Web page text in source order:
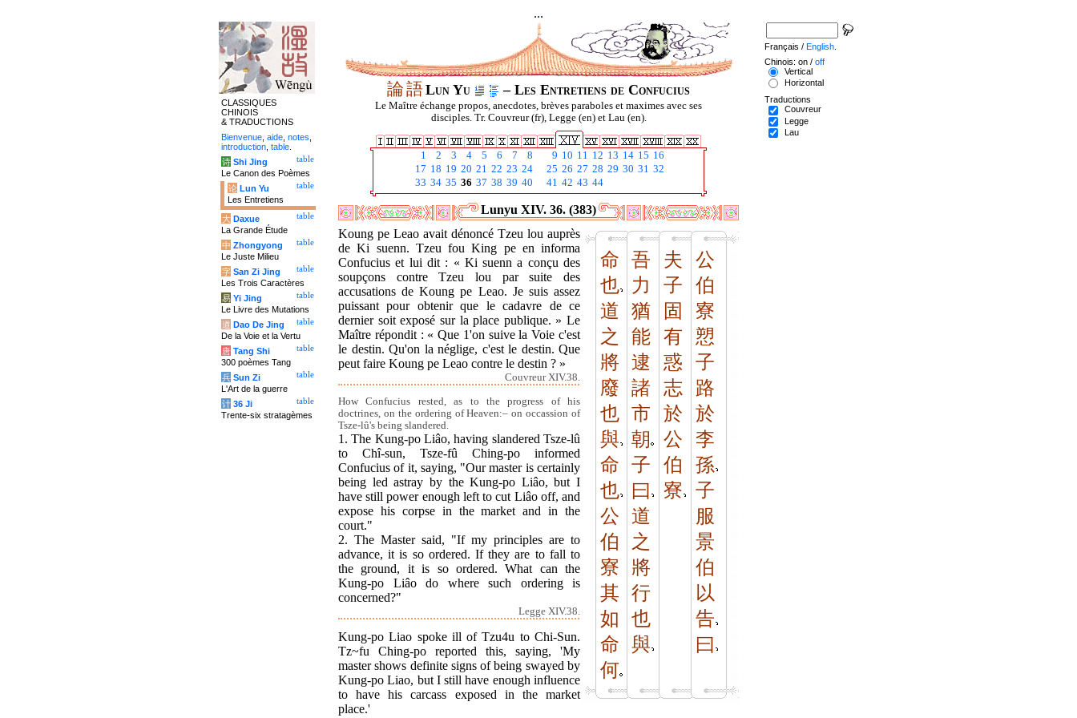
...
論語Lun Yu – Les Entretiens de Confucius
Le Maître échange propos, anecdotes, brèves paraboles et maximes avec ses
disciples. Tr. Couvreur (fr), Legge (en) et Lau (en).
1 2 3 4 5 6 7 8 9 10 11 12 13 14 15 16
17 18 19 20 21 22 23 24 25 26 27 28 29 30 31 32
33 34 35 36 37 38 39 40 41 42 43 44
Lunyu XIV. 36. (383)
命
也
道
之
將
廢
也
與
命
也
公
伯
寮
其
如
命
何
吾
力
猶
能
逮
諸
市
朝
子
曰
道
之
將
行
也
與
夫
子
固
有
惑
志
於
公
伯
寮
公
伯
寮
愬
子
路
於
李
孫
子
服
景
伯
以
告
曰
Koung pe Leao avait dénoncé Tzeu lou auprès
de Ki suenn. Tzeu fou King pe en informa
Confucius et lui dit : « Ki suenn a conçu des
soupçons contre Tzeu lou par suite des
accusations de Koung pe Leao. Je suis assez
puissant pour obtenir que le cadavre de ce
dernier soit exposé sur la place publique. » Le
Maître répondit : « Que 1'on suive la Voie c'est
le destin. Qu'on la néglige, c'est le destin. Que
peut faire Koung pe Leao contre le destin ? »
Couvreur XIV.38.
How Confucius rested, as to the progress of his
doctrines, on the ordering of Heaven:– on occassion of
Tsze-lû's being slandered.
1. The Kung-po Liâo, having slandered Tsze-lû
to Chî-sun, Tsze-fû Ching-po informed
Confucius of it, saying, "Our master is certainly
being led astray by the Kung-po Liâo, but I
have still power enough left to cut Liâo off, and
expose his corpse in the market and in the
court."
2. The Master said, "If my principles are to
advance, it is so ordered. If they are to fall to
the ground, it is so ordered. What can the
Kung-po Liâo do where such ordering is
concerned?"
Legge XIV.38.
Kung-po Liao spoke ill of Tzu4u to Chi-Sun.
Tz~fu Ching-po reported this, saying, 'My
master shows definite signs of being swayed by
Kung-po Liao, but I still have enough influence
to have his carcass exposed in the market
place.'
CLASSIQUES
CHINOIS
& TRADUCTIONS
Bienvenue aide notes
introduction table
table
诗 Shi Jing
Le Canon des Poèmes
table
论 Lun Yu
Les Entretiens
table
大 Daxue
La Grande Étude
table
中 Zhongyong
Le Juste Milieu
table
字 San Zi Jing
Les Trois Caractères
table
易 Yi Jing
Le Livre des Mutations
table
道 Dao De Jing
De la Voie et la Vertu
table
唐 Tang Shi
300 poèmes Tang
table
兵 Sun Zi
L'Art de la guerre
table
计 36 Ji
Trente-six stratagèmes
Français / English
Chinois: on / off
Vertical
Horizontal
Traductions
Couvreur
Legge
Lau